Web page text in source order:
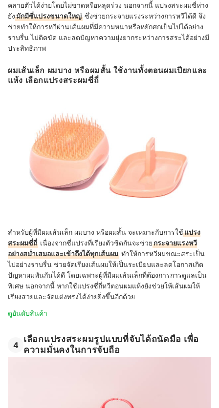
คลายตัวได้ง่ายโดยไม่ขาดหรือหลุดร่วง นอกจากนี้ แปรงสระผมซี่ห่าง
ยังมักมีซี่แปรงขนาดใหญ่ ซึ่งช่วยกระจายแรงระหว่างการหวีได้ดี จึง
ช่วยทำให้การหวีผ่านเส้นผมที่มีความหนาหรือหยักศกเป็นไปได้อย่าง
ราบรื่น ไม่ติดขัด และลดปัญหาความยุ่งยากระหว่างการสระได้อย่างมี
ประสิทธิภาพ
ผมเส้นเล็ก ผมบาง หรือผมสั้น ใช้งานทั้งตอนผมเปียกและ
แห้ง เลือกแปรงสระผมซี่ถี่
สำหรับผู้ที่มีผมเส้นเล็ก ผมบาง หรือผมสั้น จะเหมาะกับการใช้แปรง
สระผมซี่ถี่ เนื่องจากซี่แปรงที่เรียงตัวชิดกันจะช่วยกระจายแรงหวี
อย่างสม่ำเสมอและเข้าถึงได้ทุกเส้นผม ทำให้การหวีผมขณะสระเป็น
ไปอย่างราบรื่น ช่วยจัดเรียงเส้นผมให้เป็นระเบียบและลดโอกาสเกิด
ปัญหาผมพันกันได้ดี โดยเฉพาะผู้ที่มีผมเส้นเล็กที่ต้องการการดูแลเป็น
พิเศษ นอกจากนี้ หากใช้แปรงซี่ถี่หวีตอนผมแห้งยังช่วยให้เส้นผมให้
เรียงสวยและจัดแต่งทรงได้ง่ายยิ่งขึ้นอีกด้วย
ดูอันดับสินค้า
4
เลือกแปรงสระผมรูปแบบที่จับได้ถนัดมือ เพื่อ
ความมั่นคงในการจับถือ